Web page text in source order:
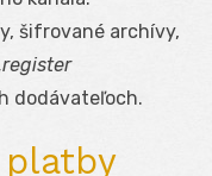
šifrované archívy,
register
dodávateľoch.
platby